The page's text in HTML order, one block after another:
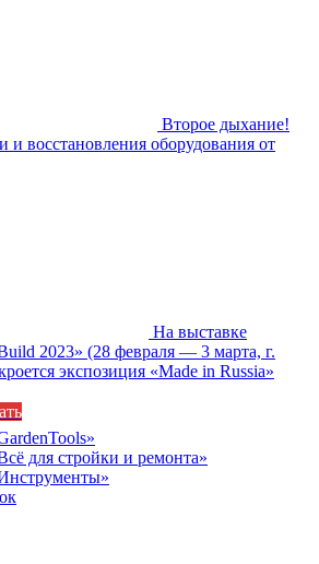
Второе дыхание!
и восстановления оборудования от
На выставке
2023» (28 февраля — 3 марта, г.
экспозиция «Made in Russia»
для стройки и ремонта»